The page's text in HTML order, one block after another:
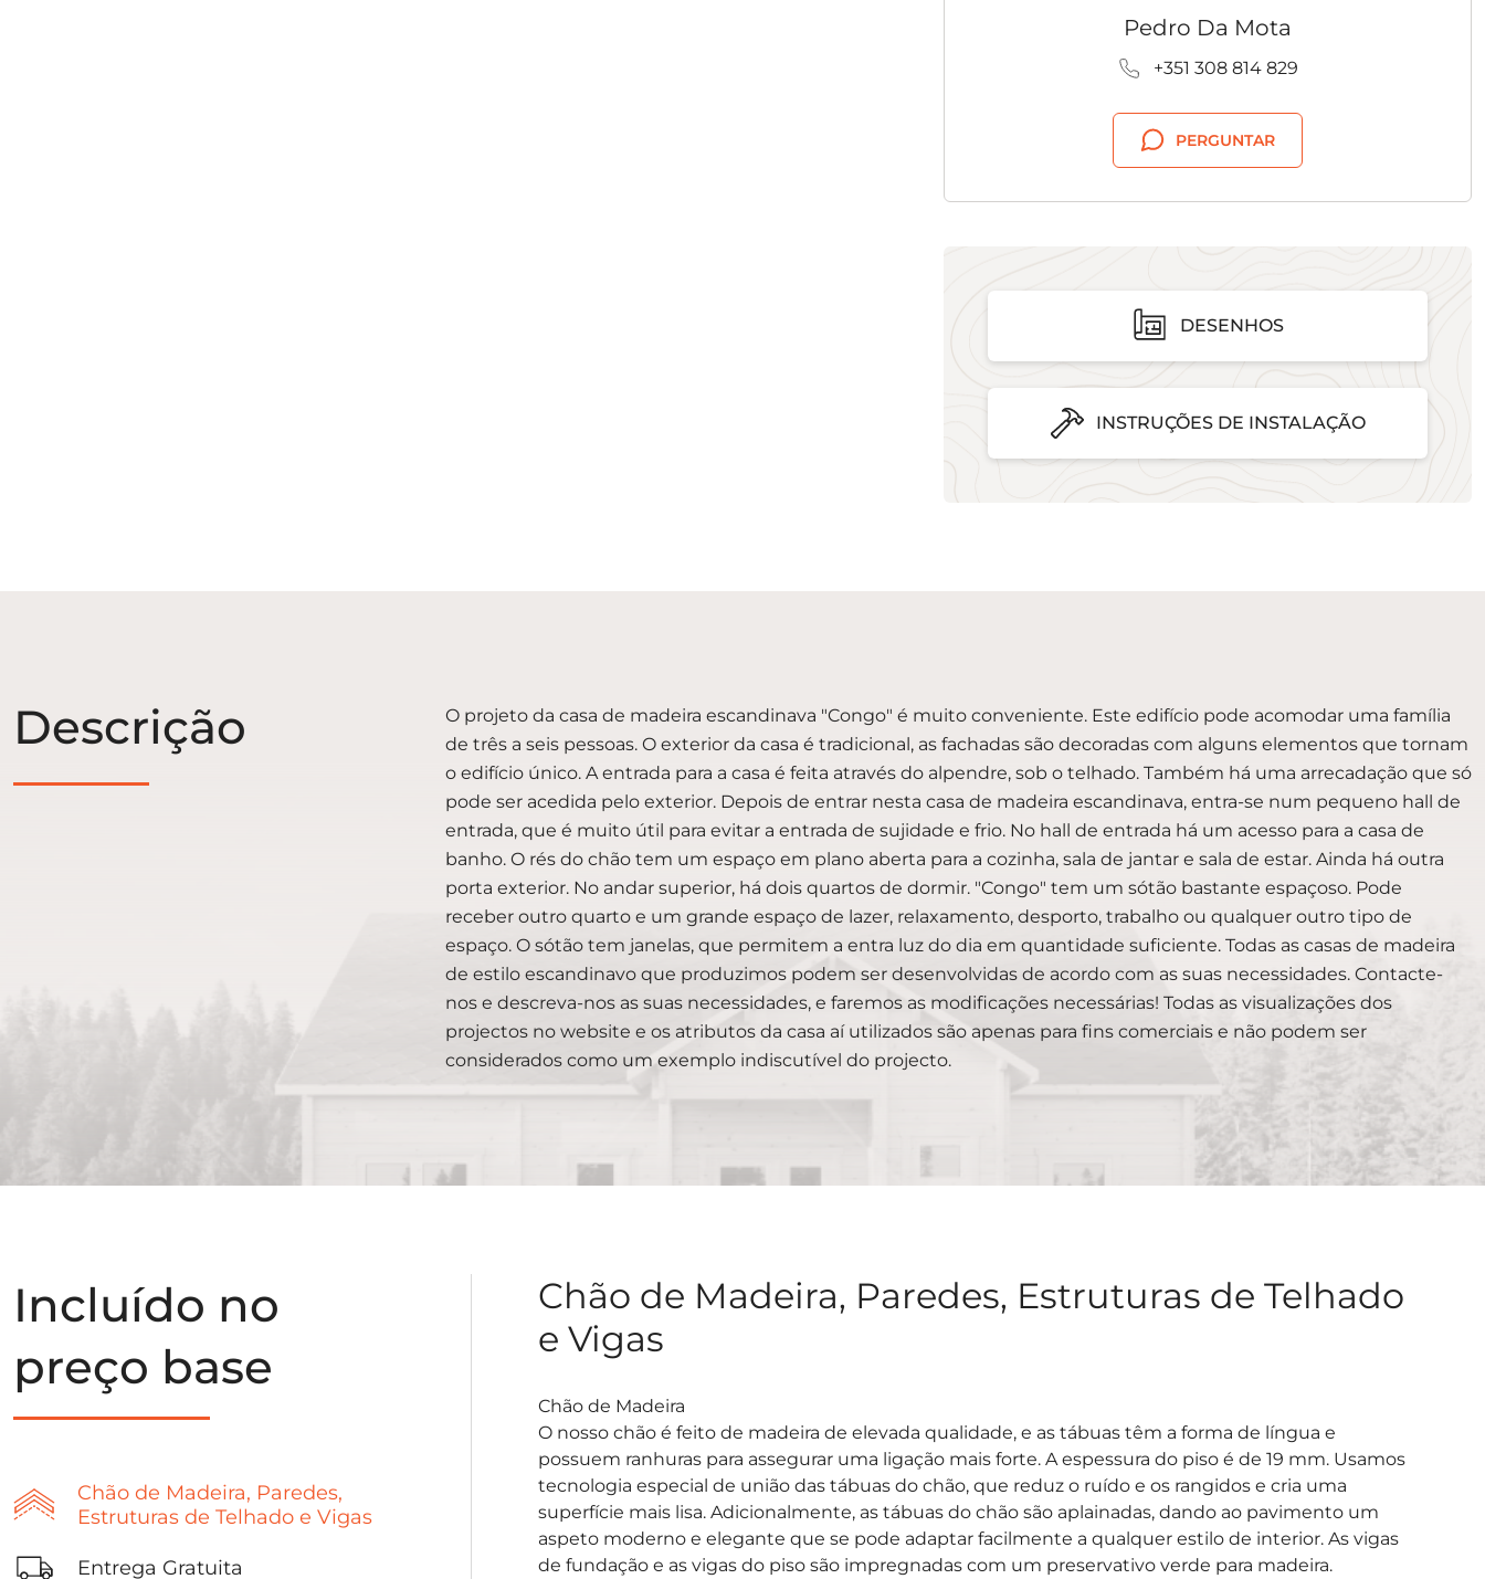
Pedro Da Mota
+351 308 814 829
PERGUNTAR
DESENHOS
INSTRUÇÕES DE INSTALAÇÃO
Descrição
O projeto da casa de madeira escandinava "Congo" é muito conveniente. Este edifício pode acomodar uma família
de três a seis pessoas. O exterior da casa é tradicional, as fachadas são decoradas com alguns elementos que tornam
o edifício único. A entrada para a casa é feita através do alpendre, sob o telhado. Também há uma arrecadação que só
pode ser acedida pelo exterior. Depois de entrar nesta casa de madeira escandinava, entra-se num pequeno hall de
entrada, que é muito útil para evitar a entrada de sujidade e frio. No hall de entrada há um acesso para a casa de
banho. O rés do chão tem um espaço em plano aberta para a cozinha, sala de jantar e sala de estar. Ainda há outra
porta exterior. No andar superior, há dois quartos de dormir. "Congo" tem um sótão bastante espaçoso. Pode
receber outro quarto e um grande espaço de lazer, relaxamento, desporto, trabalho ou qualquer outro tipo de
espaço. O sótão tem janelas, que permitem a entra luz do dia em quantidade suficiente. Todas as casas de madeira
de estilo escandinavo que produzimos podem ser desenvolvidas de acordo com as suas necessidades. Contacte-
nos e descreva-nos as suas necessidades, e faremos as modificações necessárias! Todas as visualizações dos
projectos no website e os atributos da casa aí utilizados são apenas para fins comerciais e não podem ser
considerados como um exemplo indiscutível do projecto.
Incluído no
preço base
Chão de Madeira, Paredes,
Estruturas de Telhado e Vigas
Entrega Gratuita
Chão de Madeira, Paredes, Estruturas de Telhado
e Vigas
Chão de Madeira
O nosso chão é feito de madeira de elevada qualidade, e as tábuas têm a forma de língua e
possuem ranhuras para assegurar uma ligação mais forte. A espessura do piso é de 19 mm. Usamos
tecnologia especial de união das tábuas do chão, que reduz o ruído e os rangidos e cria uma
superfície mais lisa. Adicionalmente, as tábuas do chão são aplainadas, dando ao pavimento um
aspeto moderno e elegante que se pode adaptar facilmente a qualquer estilo de interior. As vigas
de fundação e as vigas do piso são impregnadas com um preservativo verde para madeira.